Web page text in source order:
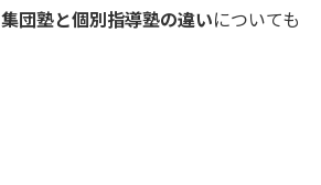
集団塾と個別指導塾の違いについても